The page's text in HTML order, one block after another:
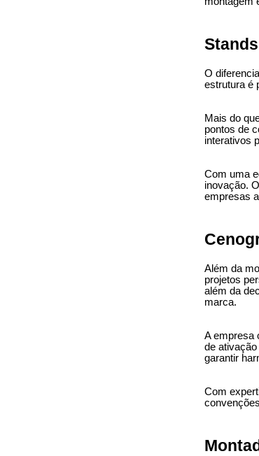
O
estrutura é
Mais do
pontos de
interativos
Com uma
inovação.
empresas
Além da
projetos
além da
marca.
A empresa
de
garantir
Com